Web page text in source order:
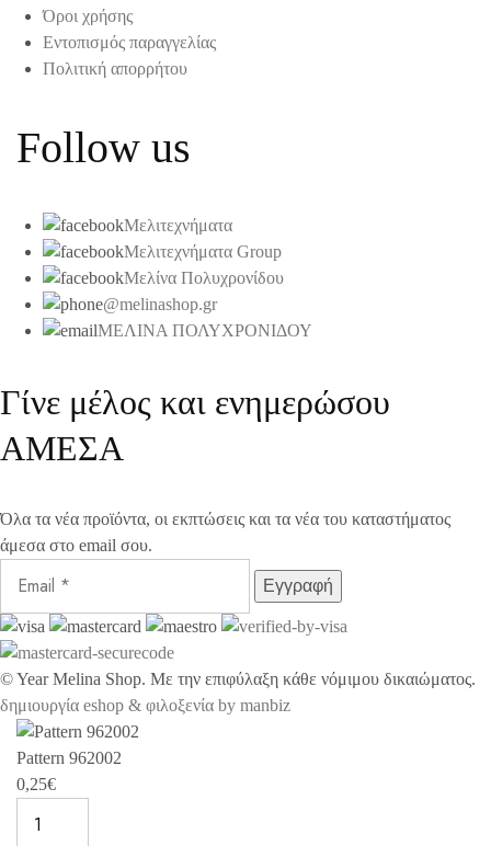
Όροι χρήσης
Εντοπισμός παραγγελίας
Πολιτική απορρήτου
Follow us
Μελιτεχνήματα
Μελιτεχνήματα Group
Μελίνα Πολυχρονίδου
@melinashop.gr
ΜΕΛΙΝΑ ΠΟΛΥΧΡΟΝΙΔΟΥ
Γίνε μέλος και ενημερώσου
ΑΜΕΣΑ
Όλα τα νέα προϊόντα, οι εκπτώσεις και τα νέα του καταστήματος
άμεσα στο email σου.
©YearMelina Shop. Με την επιφύλαξη κάθε νόμιμου δικαιώματος.
δημιουργία eshop & φιλοξενία by manbiz
Pattern 962002
0,25€